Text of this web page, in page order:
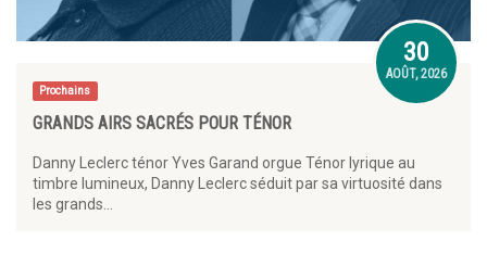
Prochains
30
AOÛT, 2026
GRANDS AIRS SACRÉS POUR TÉNOR
Danny Leclerc ténor Yves Garand orgue Ténor lyrique au
timbre lumineux, Danny Leclerc séduit par sa virtuosité dans
les grands…